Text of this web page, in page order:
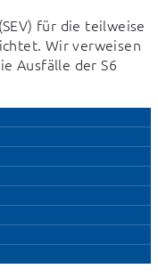
für die teilweise
Wir verweisen
Ausfälle der S6